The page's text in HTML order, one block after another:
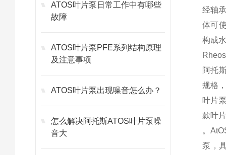
ATOS叶片泵日常工作中有哪些
故障
ATOS叶片泵PFE系列结构原理
及注意事项
ATOS叶片泵出现噪音怎么办？
怎么解决阿托斯ATOS叶片泵噪
音大
经轴
体可
构成
阿托
规格
叶片
款叶
。
泵，